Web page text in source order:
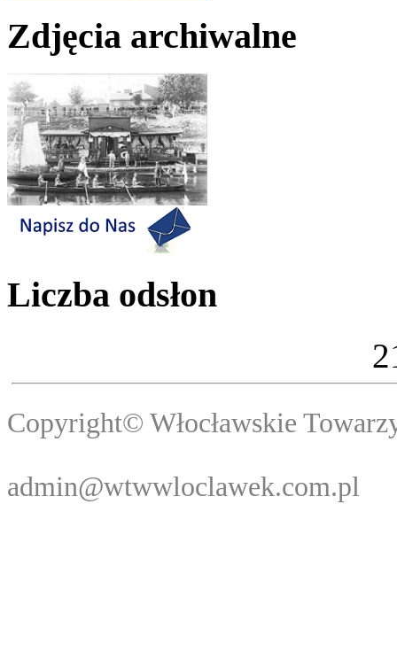
Zdjęcia archiwalne
Liczba odsłon
2
Copyright©
admin@wtwwloclawek.com.pl